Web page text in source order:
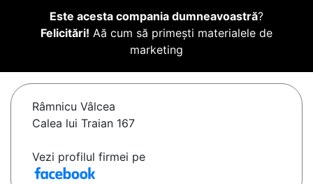
Este acesta compania dumneavoastră?
Felicitări! Aă cum să primești materialele de
marketing
Râmnicu Vâlcea
Calea lui Traian 167
Vezi profilul firmei pe